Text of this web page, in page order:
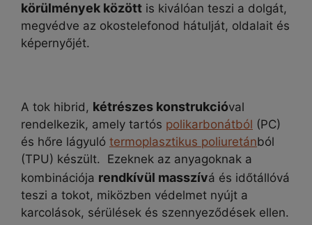
körülmények között is kiválóan teszi a dolgát,
megvédve az okostelefonod hátulját, oldalait és
képernyőjét.
A tok hibrid, kétrészes konstrukcióval
rendelkezik, amely tartós polikarbonátból (PC)
és hőre lágyuló termoplasztikus poliuretánból
(TPU) készült. Ezeknek az anyagoknak a
kombinációja rendkívül masszívá és időtállóvá
teszi a tokot, miközben védelmet nyújt a
karcolások, sérülések és szennyeződések ellen.